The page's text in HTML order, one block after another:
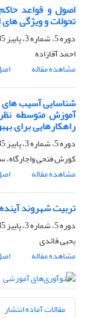
اصول و قواعد
تحولات و ویژگی
دوره 5، شماره 3، پاییز 1385، صفحه
احمد آقازاده
مشاهده مقاله
شناسایی آسیب های
آموزش متوسطه
راهکارهایی برای
دوره 5، شماره 3، پاییز 1385، صفحه
کورش فتحی واجارگاه،
مشاهده مقاله
تربیت شهروند آینده
دوره 5، شماره 3، پاییز 1385، صفحه
یحیی قائدی
مشاهده مقاله
مقالات آماده انتشار